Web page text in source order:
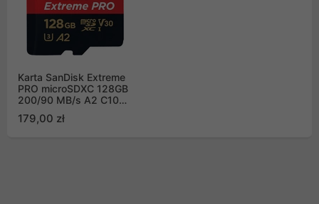
Karta SanDisk Extreme
PRO microSDXC 128GB
200/90 MB/s A2 C10
(SDSQXCD-128G-
179,00 zł